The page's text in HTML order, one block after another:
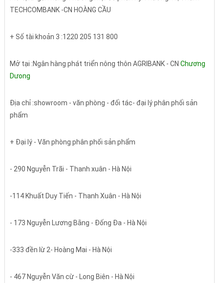
TECHCOMBANK -CN HOÀNG CẦU
+ Số tài khoản 3 :1220 205 131 800
Mở tại :Ngân hàng phát triển nông thôn AGRIBANK - CN Chương
Dưong
Địa chỉ :showroom - văn phòng - đối tác- đại lý phân phối sản
phẩm
+ Đại lý - Văn phòng phân phối sản phẩm
- 290 Nguyễn Trãi - Thanh xuân - Hà Nội
-114 Khuất Duy Tiến - Thanh Xuân - Hà Nội
- 173 Nguyễn Lương Bằng - Đống Đa - Hà Nội
-333 đền lừ 2- Hoàng Mai - Hà Nội
- 467 Nguyễn Văn cừ - Long Biên - Hà Nội